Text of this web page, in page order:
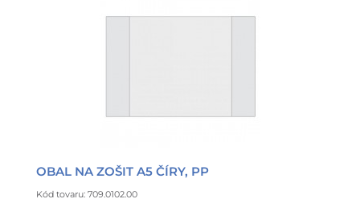
OBAL NA ZOŠIT A5 ČÍRY, PP
Kód tovaru: 709.0102.00